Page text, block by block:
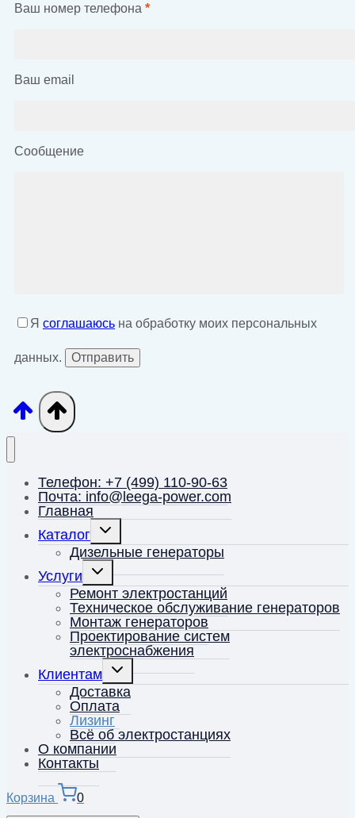
Ваш номер телефона *
Ваш email
Сообщение
Я соглашаюсь на обработку моих персональных
данных.
Телефон: +7 (499) 110-90-63
Почта: info@leega-power.com
Главная
Каталог
Переключить
дочернее
меню
Дизельные генераторы
Услуги
Переключить
дочернее
меню
Ремонт электростанций
Техническое обслуживание генераторов
Монтаж генераторов
Проектирование систем
электроснабжения
Клиентам
Переключить
дочернее
меню
Доставка
Оплата
Лизинг
Всё об электростанциях
О компании
Контакты
Корзина 0